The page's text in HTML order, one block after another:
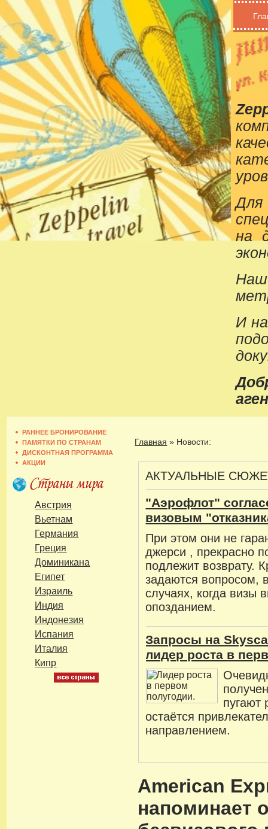
на
И
РАННЕЕ БРОНИРОВАНИЕ
ПАМЯТКИ ПО СТРАНАМ
ДИСКОНТНАЯ ПРОГРАММА
АКЦИИ
Австрия
Вьетнам
Германия
Греция
Доминикана
Египет
Израиль
Индия
Индонезия
Испания
Италия
Кипр
Главная » Новости:
АКТУАЛЬНЫЕ
"Аэрофлот"
визовым
При этом они не
джерси , прекрасно
подлежит возврату.
задаются вопросом,
случаях, когда визы
опозданием.
Запросы на
лидер роста в
пугают
остаётся
направлением.
American
напоминает